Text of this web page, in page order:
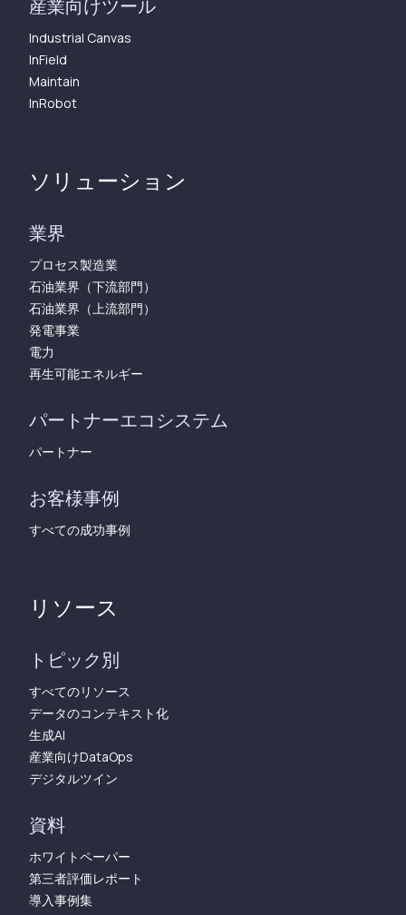
産業向けツール
Industrial Canvas
InField
Maintain
InRobot
ソリューション
業界
プロセス製造業
石油業界（下流部門）
石油業界（上流部門）
発電事業
電力
再生可能エネルギー
パートナーエコシステム
パートナー
お客様事例
すべての成功事例
リソース
トピック別
すべてのリソース
データのコンテキスト化
生成AI
産業向けDataOps
デジタルツイン
資料
ホワイトペーパー
第三者評価レポート
導入事例集